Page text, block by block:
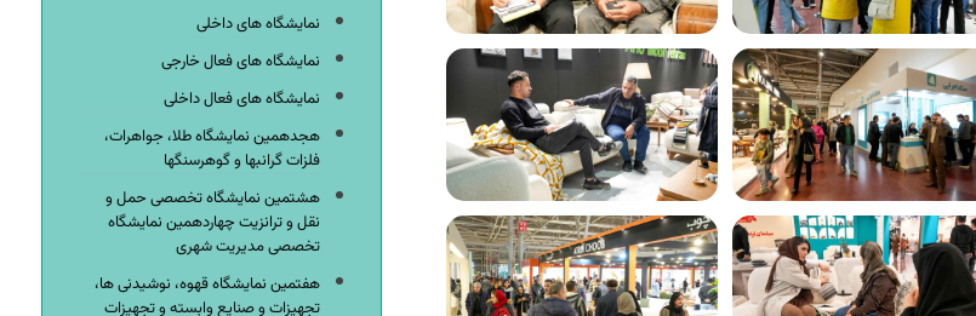
نمایشگاه های داخلی
نمایشگاه های فعال خارجی
نمایشگاه های فعال داخلی
هجدهمین نمایشگاه طلا، جواهرات،
فلزات گرانبها و گوهرسنگها
هشتمین نمایشگاه تخصصی حمل و
نقل و ترانزیت چهاردهمین نمایشگاه
تخصصی مدیریت شهری
هفتمین نمایشگاه قهوه، نوشیدنی ها،
تجهیزات و صنایع وابسته و تجهیزات